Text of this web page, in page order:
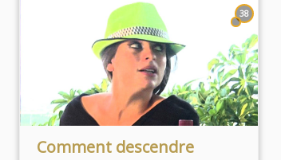
38
Comment descendre